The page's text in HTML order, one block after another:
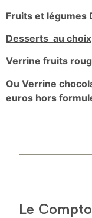
Fruits et légumes
Desserts au choix
Verrine fruits
Ou Verrine
euros hors
Le